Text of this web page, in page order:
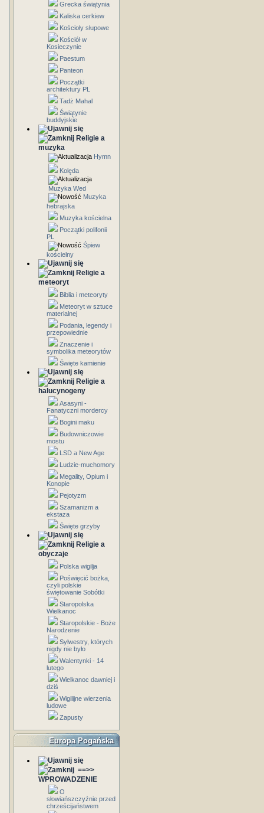
Grecka świątynia
Kaliska cerkiew
Kościoły słupowe
Kościół w
Kosieczynie
Paestum
Panteon
Początki
architektury PL
Tadż Mahal
Świątynie
buddyjskie
Religie a
muzyka
Hymn
Kolęda
Muzyka Wed
Muzyka
hebrajska
Muzyka kościelna
Początki polifonii
PL
Śpiew
kościelny
Religie a
meteoryt
Biblia i meteoryty
Meteoryt w sztuce
materialnej
Podania, legendy i
przepowiednie
Znaczenie i
symbolika meteorytów
Święte kamienie
Religie a
halucynogeny
Asasyni -
Fanatyczni mordercy
Bogini maku
Budowniczowie
mostu
LSD a New Age
Ludzie-muchomory
Megality, Opium i
Konopie
Pejotyzm
Szamanizm a
ekstaza
Święte grzyby
Religie a
obyczaje
Polska wigilja
Poświęcić bożka,
czyli polskie
świętowanie Sobótki
Staropolska
Wielkanoc
Staropolskie - Boże
Narodzenie
Sylwestry, których
nigdy nie było
Walentynki - 14
lutego
Wielkanoc dawniej i
dziś
Wigilijne wierzenia
ludowe
Zapusty
Europa Pogańska
==>>
WPROWADZENIE
O
słowiańszczyźnie przed
chrześcijaństwem